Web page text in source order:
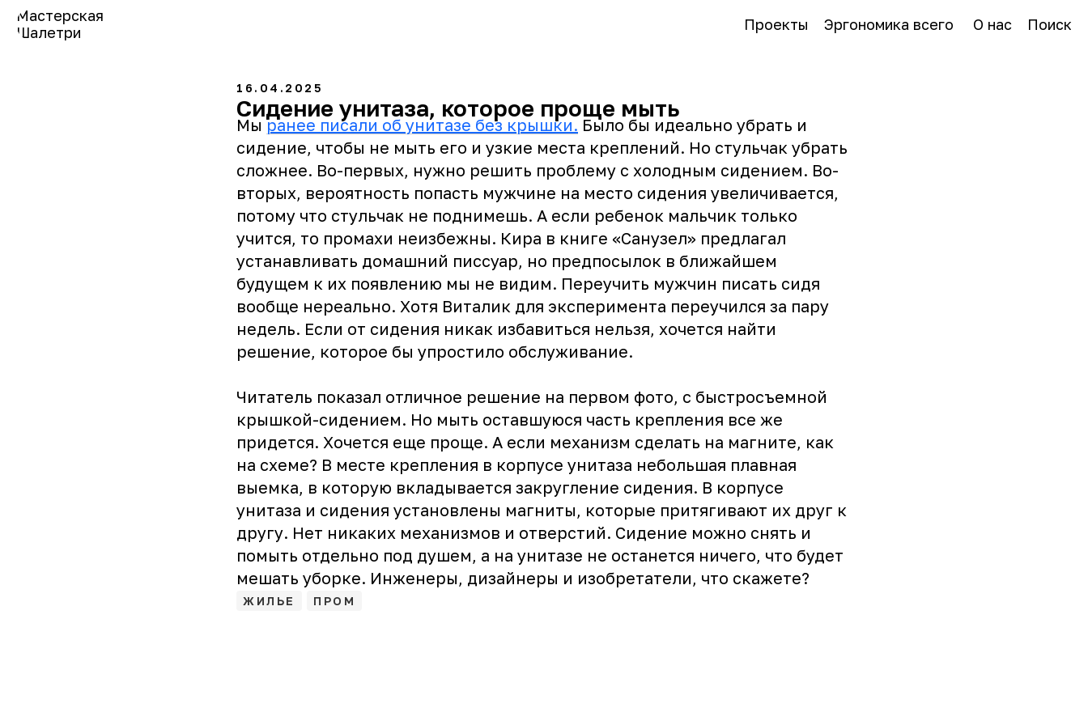
Поиск
О нас
Эргономика всего
Проекты
Мастерская
Шалетри
16.04.2025
Сидение унитаза, которое проще мыть
Мы ранее писали об унитазе без крышки. Было бы идеально убрать и
сидение, чтобы не мыть его и узкие места креплений. Но стульчак убрать
сложнее. Во-первых, нужно решить проблему с холодным сидением. Во-
вторых, вероятность попасть мужчине на место сидения увеличивается,
потому что стульчак не поднимешь. А если ребенок мальчик только
учится, то промахи неизбежны. Кира в книге «Санузел» предлагал
устанавливать домашний писсуар, но предпосылок в ближайшем
будущем к их появлению мы не видим. Переучить мужчин писать сидя
вообще нереально. Хотя Виталик для эксперимента переучился за пару
недель. Если от сидения никак избавиться нельзя, хочется найти
решение, которое бы упростило обслуживание.
Читатель показал отличное решение на первом фото, с быстросъемной
крышкой-сидением. Но мыть оставшуюся часть крепления все же
придется. Хочется еще проще. А если механизм сделать на магните, как
на схеме? В месте крепления в корпусе унитаза небольшая плавная
выемка, в которую вкладывается закругление сидения. В корпусе
унитаза и сидения установлены магниты, которые притягивают их друг к
другу. Нет никаких механизмов и отверстий. Сидение можно снять и
помыть отдельно под душем, а на унитазе не останется ничего, что будет
мешать уборке. Инженеры, дизайнеры и изобретатели, что скажете?
ЖИЛЬЕ ПРОМ